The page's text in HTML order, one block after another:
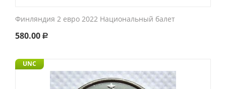
Финляндия 2 евро 2022 Национальный балет
580.00 Р
UNC